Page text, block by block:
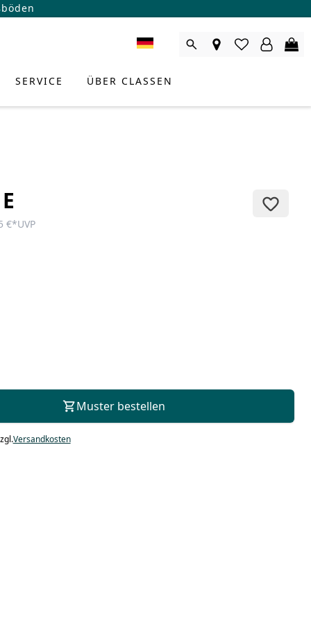
SERVICE ÜBER CLASSEN
€*UVP
Muster bestellen
Versandkosten